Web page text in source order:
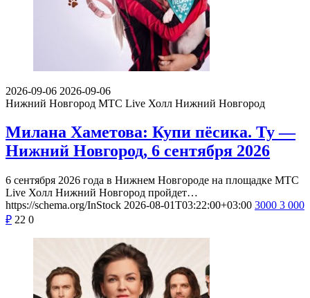
2026-09-06 2026-09-06
Нижний Новгород МТС Live Холл Нижний Новгород
Милана Хаметова: Купи пёсика. Ту —
Нижний Новгород, 6 сентября 2026
6 сентября 2026 года в Нижнем Новгороде на площадке МТС
Live Холл Нижний Новгород пройдет…
https://schema.org/InStock 2026-08-01T03:22:00+03:00 3000 3 000
₽ 22 0